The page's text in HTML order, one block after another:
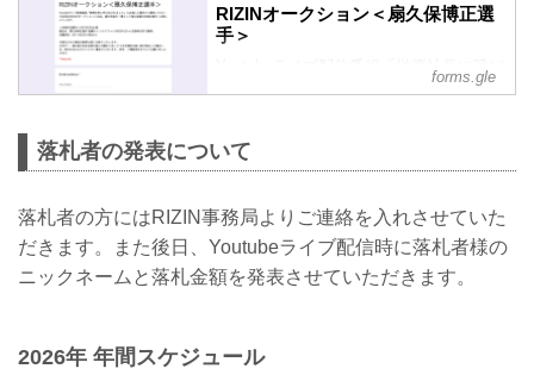
RIZINオークション＜扇久保博正選
手＞
Youtubeライブ配信番組「榊原社長に呼び
出されました」に出演した選手から提供
全額を選手へお渡しいたします。
Tシャツ(RIZIN.20 vs.石渡伸太郎で着用)
応募締切：5月11日(月)18時まで
※落札された商品の転売は固くお断りい
たします。
た場合には、...
forms.gle
落札者の発表について
落札者の方にはRIZIN事務局よりご連絡を入れさせていた
だきます。また後日、Youtubeライブ配信時に落札者様の
ニックネームと落札金額を発表させていただきます。
2026年 年間スケジュール